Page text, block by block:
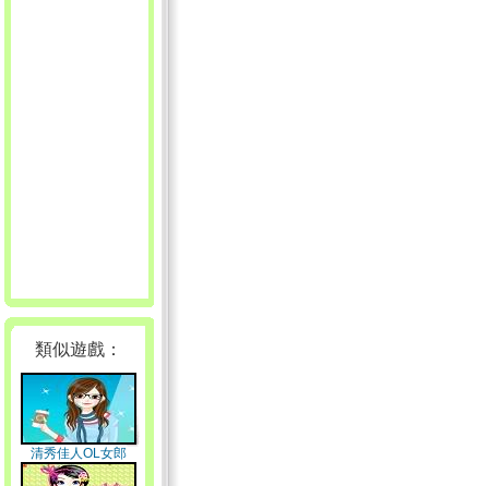
類似遊戲：
清秀佳人OL女郎